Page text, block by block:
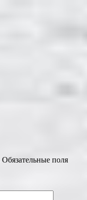
Обязательные поля